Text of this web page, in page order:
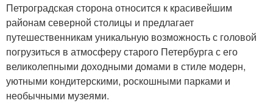
Петроградская сторона относится к красивейшим
районам северной столицы и предлагает
путешественникам уникальную возможность с головой
погрузиться в атмосферу старого Петербурга с его
великолепными доходными домами в стиле модерн,
уютными кондитерскими, роскошными парками и
необычными музеями.